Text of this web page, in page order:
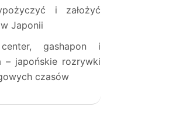
i założyć
Japonii
gashapon i
– japońskie rozrywki
czasów